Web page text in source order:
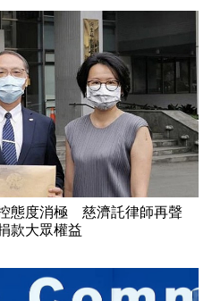
態度消極 慈濟託律師再聲
款大眾權益